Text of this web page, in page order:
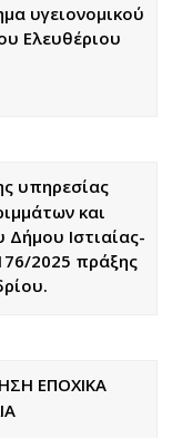
υγειονομικού
Ελευθέριου
υπηρεσίας
και
Ιστιαίας-
2025 πράξης
ΕΠΟΧΙΚΑ